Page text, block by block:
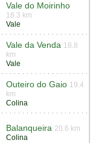
Vale do Moirinho
18.3 km
Vale
Vale da Venda 18.8
km
Vale
Outeiro do Gaio 19.4
km
Colina
Balanqueira 20.6 km
Colina